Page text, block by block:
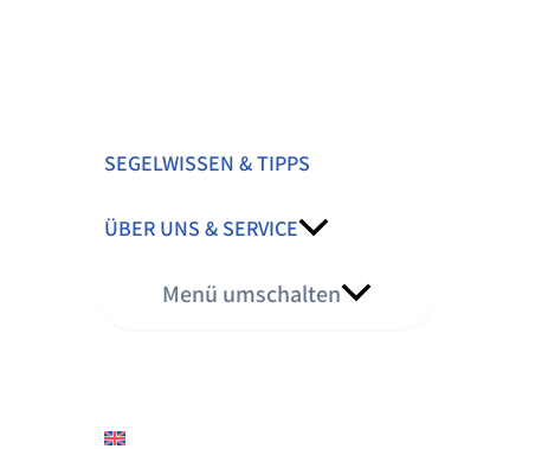
SEGELWISSEN & TIPPS
ÜBER UNS & SERVICE
Menü umschalten